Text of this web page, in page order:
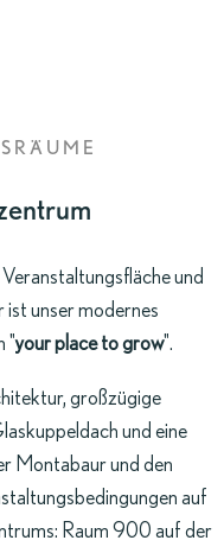
Veranstaltungsfläche und
ist unser modernes
"your place to grow".
großzügige
und eine
Montabaur und den
auf
Raum 900 auf der